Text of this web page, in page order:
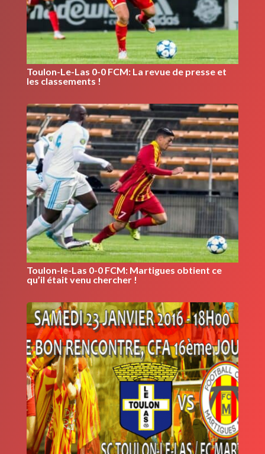
Toulon-Le-Las 0-0 FCM: La revue de presse et
les classements !
Toulon-le-Las 0-0 FCM: Martigues obtient ce
qu’il était venu chercher !